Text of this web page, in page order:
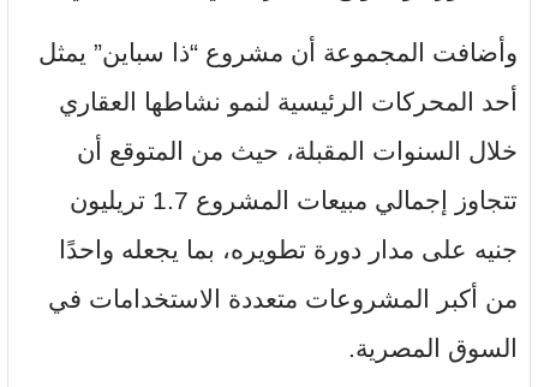
وأضافت المجموعة أن مشروع “ذا سباين” يمثل
أحد المحركات الرئيسية لنمو نشاطها العقاري
خلال السنوات المقبلة، حيث من المتوقع أن
تتجاوز إجمالي مبيعات المشروع 1.7 تريليون
جنيه على مدار دورة تطويره، بما يجعله واحدًا
من أكبر المشروعات متعددة الاستخدامات في
السوق المصرية.